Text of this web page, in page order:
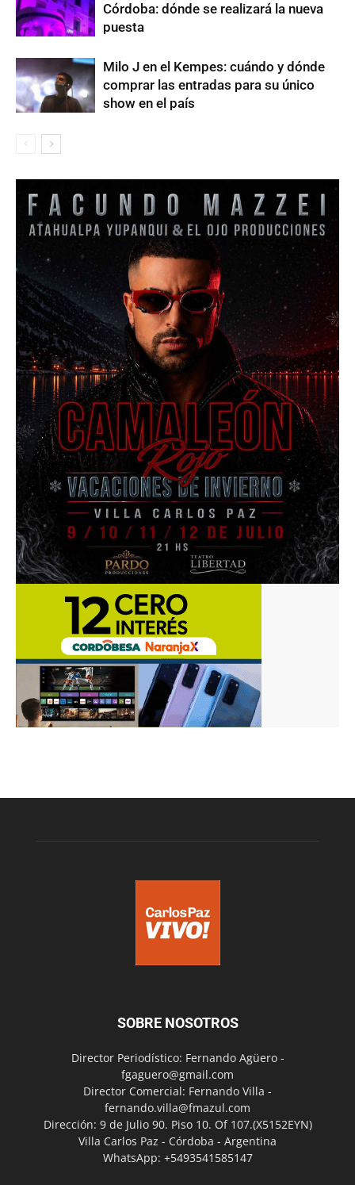
Córdoba: dónde se realizará la nueva
puesta
Milo J en el Kempes: cuándo y dónde
comprar las entradas para su único
show en el país
SOBRE NOSOTROS
Director Periodístico: Fernando Agüero -
fgaguero@gmail.com
Director Comercial: Fernando Villa -
fernando.villa@fmazul.com
Dirección: 9 de Julio 90. Piso 10. Of 107.(X5152EYN)
Villa Carlos Paz - Córdoba - Argentina
WhatsApp: +5493541585147